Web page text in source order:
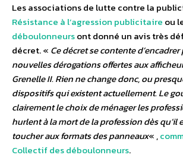
Les associations de lutte contre la
Résistance à l’agression publicitaire ou
déboulonneursont donné un avis très
décret. « Ce décret se contente
nouvelles dérogations offertes aux
Grenelle II. Rien ne change donc, ou
dispositifs qui existent actuellement. Le
clairement le choix de ménager les
hurlent à la mort de la profession dès qu’il
toucher aux formats des panneaux« ,
Collectif des déboulonneurs.